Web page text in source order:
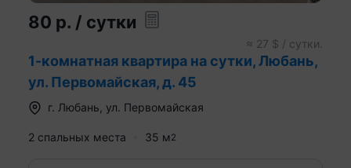
80 р. / сутки
≈ 27 $ / сутки.
1-комнатная квартира на сутки, Любань,
ул. Первомайская, д. 45
г. Любань ул. Первомайская
2 спальных места 35 м2